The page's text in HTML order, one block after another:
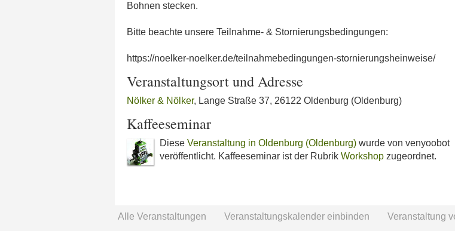
Bohnen stecken.
Bitte beachte unsere Teilnahme- & Stornierungsbedingungen:
https://noelker-noelker.de/teilnahmebedingungen-stornierungsheinweise/
Veranstaltungsort und Adresse
Nölker & Nölker, Lange Straße 37, 26122 Oldenburg (Oldenburg)
Kaffeeseminar
Diese Veranstaltung in Oldenburg (Oldenburg) wurde von venyoobot
veröffentlicht. Kaffeeseminar ist der Rubrik Workshop zugeordnet.
Alle Veranstaltungen Veranstaltungskalender einbinden Veranstaltung